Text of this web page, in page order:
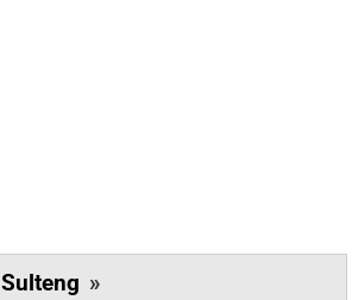
Sulteng »